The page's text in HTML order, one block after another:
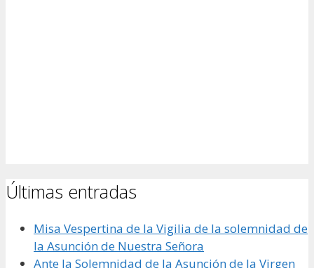
Últimas entradas
Misa Vespertina de la Vigilia de la solemnidad de
la Asunción de Nuestra Señora
Ante la Solemnidad de la Asunción de la Virgen